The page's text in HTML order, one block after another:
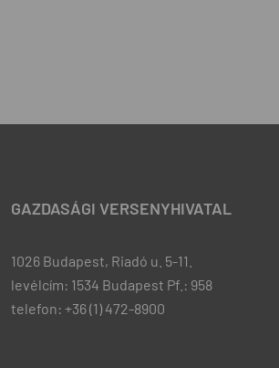
GAZDASÁGI VERSENYHIVATAL
1026 Budapest, Riadó u. 5-11.
levélcím: 1534 Budapest Pf.: 958
telefon: +36 (1) 472-8900